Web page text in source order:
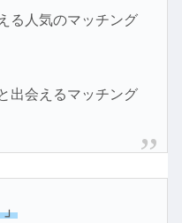
る人気のマッチング
出会えるマッチング
」